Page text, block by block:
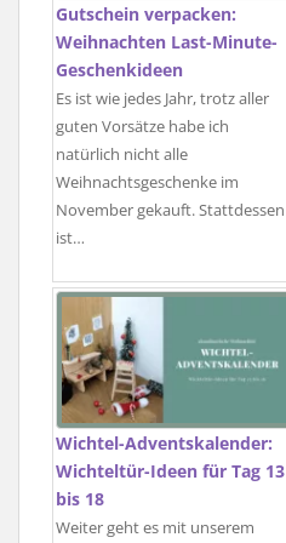
Gutschein verpacken:
Weihnachten Last-Minute-
Geschenkideen
Es ist wie jedes Jahr, trotz aller
guten Vorsätze habe ich
natürlich nicht alle
Weihnachtsgeschenke im
November gekauft. Stattdessen
ist…
Wichtel-Adventskalender:
Wichteltür-Ideen für Tag 13
bis 18
Weiter geht es mit unserem